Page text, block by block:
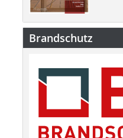
Brandschutz